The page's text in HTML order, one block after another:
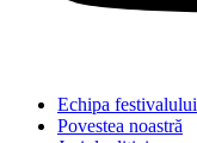
Echipa festivalului
Povestea noastră